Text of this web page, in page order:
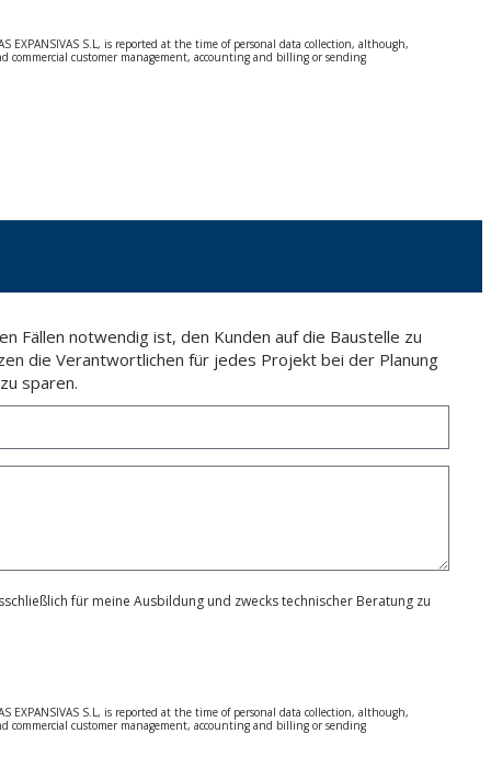
EXPANSIVAS S.L, is reported at the time of personal data collection, although,
commercial customer management, accounting and billing or sending
(GDPR) 2016.
letter together with a photocopy of your ID, to P.I. La Portalada II | c/ Segador 13,
Fällen notwendig ist, den Kunden auf die Baustelle zu
die Verantwortlichen für jedes Projekt bei der Planung
sparen.
für meine Ausbildung und zwecks technischer Beratung zu
EXPANSIVAS S.L, is reported at the time of personal data collection, although,
commercial customer management, accounting and billing or sending
(GDPR) 2016.